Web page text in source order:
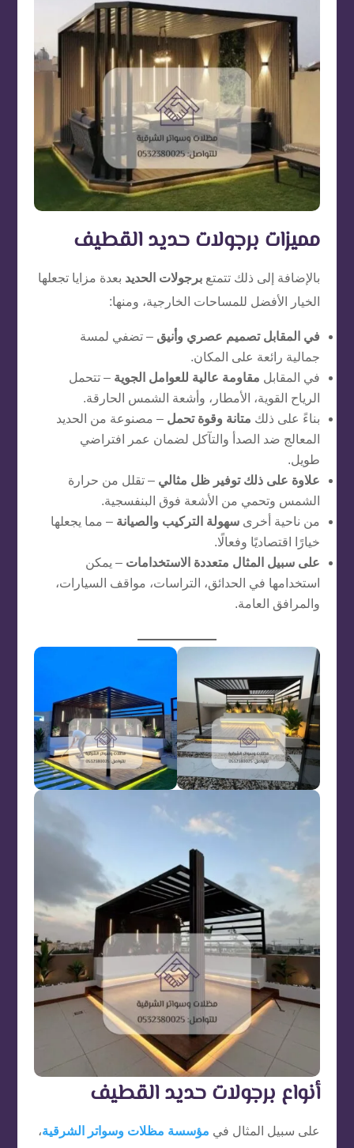
مميزات برجولات حديد القطيف
بالإضافة إلى ذلك تتمتع برجولات الحديد بعدة مزايا تجعلها
الخيار الأفضل للمساحات الخارجية، ومنها:
في المقابل تصميم عصري وأنيق – تضفي لمسة
جمالية رائعة على المكان.
في المقابل مقاومة عالية للعوامل الجوية – تتحمل
الرياح القوية، الأمطار، وأشعة الشمس الحارقة.
بناءً على ذلك متانة وقوة تحمل – مصنوعة من الحديد
المعالج ضد الصدأ والتآكل لضمان عمر افتراضي
طويل.
علاوة على ذلك توفير ظل مثالي – تقلل من حرارة
الشمس وتحمي من الأشعة فوق البنفسجية.
من ناحية أخرى سهولة التركيب والصيانة – مما يجعلها
خيارًا اقتصاديًا وفعالًا.
على سبيل المثال متعددة الاستخدامات – يمكن
استخدامها في الحدائق، التراسات، مواقف السيارات،
والمرافق العامة.
أنواع برجولات حديد القطيف
على سبيل المثال في مؤسسة مظلات وسواتر الشرقية،